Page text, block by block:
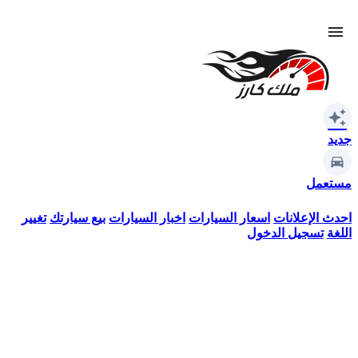
menu
auto_awesome
جديد
مستعمل
احدث الإعلانات اسعار السيارات اخبار السيارات بيع سيارتك تغيير
اللغة تسجيل الدخول